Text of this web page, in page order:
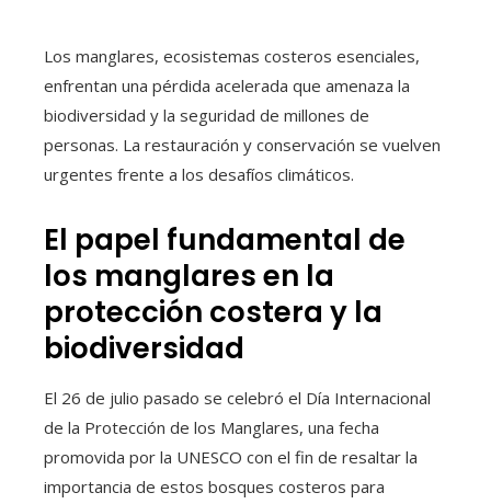
Los manglares, ecosistemas costeros esenciales,
enfrentan una pérdida acelerada que amenaza la
biodiversidad y la seguridad de millones de
personas. La restauración y conservación se vuelven
urgentes frente a los desafíos climáticos.
El papel fundamental de
los manglares en la
protección costera y la
biodiversidad
El 26 de julio pasado se celebró el Día Internacional
de la Protección de los Manglares, una fecha
promovida por la UNESCO con el fin de resaltar la
importancia de estos bosques costeros para